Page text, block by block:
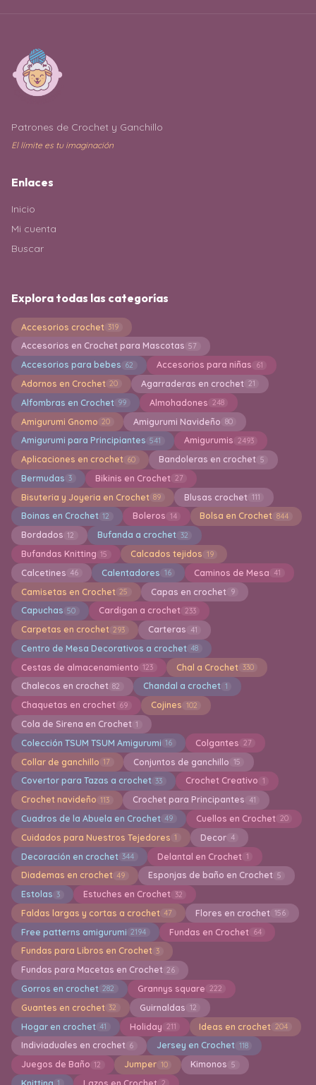
Patrones de Crochet y Ganchillo
El límite es tu imaginación
Enlaces
Inicio
Mi cuenta
Buscar
Explora todas las categorías
Accesorios crochet 319
Accesorios en Crochet para Mascotas 57
Accesorios para bebes 62 Accesorios para niñas 61
Adornos en Crochet 20 Agarraderas en crochet 21
Alfombras en Crochet 99 Almohadones 248
Amigurumi Gnomo 20 Amigurumi Navideño 80
Amigurumi para Principiantes 541 Amigurumis 2493
Aplicaciones en crochet 60 Bandoleras en crochet 5
Bermudas 3 Bikinis en Crochet 27
Bisuteria y Joyeria en Crochet 89 Blusas crochet 111
Boinas en Crochet 12 Boleros 14 Bolsa en Crochet 844
Bordados 12 Bufanda a crochet 32
Bufandas Knitting 15 Calcados tejidos 19
Calcetines 46 Calentadores 16 Caminos de Mesa 41
Camisetas en Crochet 25 Capas en crochet 9
Capuchas 50 Cardigan a crochet 233
Carpetas en crochet 293 Carteras 41
Centro de Mesa Decorativos a crochet 48
Cestas de almacenamiento 123 Chal a Crochet 330
Chalecos en crochet 82 Chandal a crochet 1
Chaquetas en crochet 69 Cojines 102
Cola de Sirena en Crochet 1
Colección TSUM TSUM Amigurumi 16 Colgantes 27
Collar de ganchillo 17 Conjuntos de ganchillo 15
Covertor para Tazas a crochet 33 Crochet Creativo 1
Crochet navideño 113 Crochet para Principantes 41
Cuadros de la Abuela en Crochet 49 Cuellos en Crochet 20
Cuidados para Nuestros Tejedores 1 Decor 4
Decoración en crochet 344 Delantal en Crochet 1
Diademas en crochet 49 Esponjas de baño en Crochet 5
Estolas 3 Estuches en Crochet 32
Faldas largas y cortas a crochet 47 Flores en crochet 156
Free patterns amigurumi 2194 Fundas en Crochet 64
Fundas para Libros en Crochet 3
Fundas para Macetas en Crochet 26
Gorros en crochet 282 Grannys square 222
Guantes en crochet 32 Guirnaldas 12
Hogar en crochet 41 Holiday 211 Ideas en crochet 204
Indiviaduales en crochet 6 Jersey en Crochet 118
Juegos de Baño 12 Jumper 10 Kimonos 5